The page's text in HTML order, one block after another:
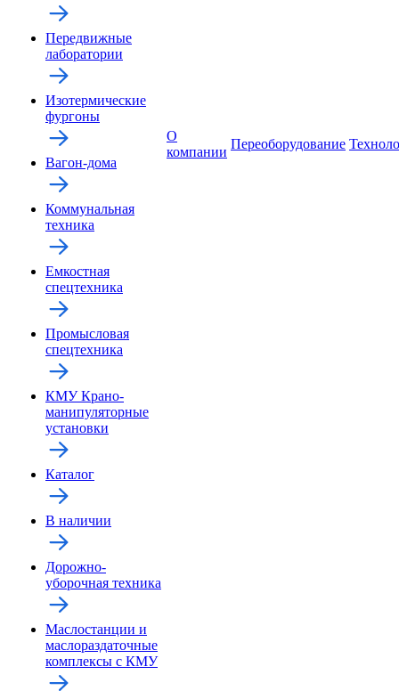
Передвижные
лаборатории
Изотермические
фургоны
Вагон-дома
Коммунальная
техника
Емкостная
спецтехника
Промысловая
спецтехника
КМУ Крано-
манипуляторные
установки
Каталог
В наличии
Дорожно-
уборочная техника
Маслостанции и
маслораздаточные
комплексы с КМУ
О
компании
Переоборудование